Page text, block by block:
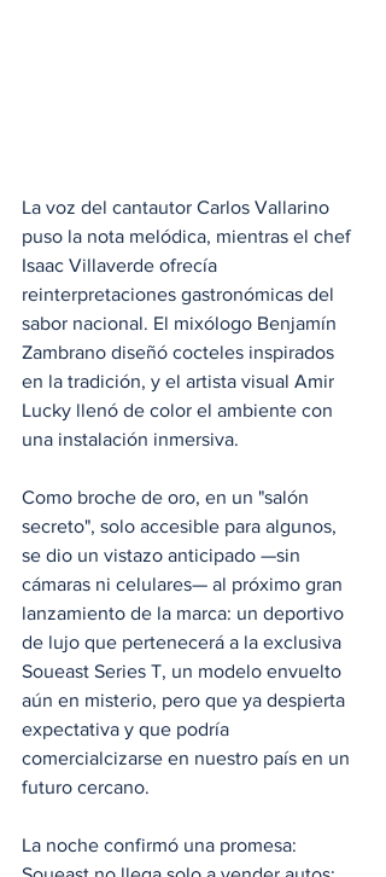
La voz del cantautor Carlos Vallarino
puso la nota melódica, mientras el chef
Isaac Villaverde ofrecía
reinterpretaciones gastronómicas del
sabor nacional. El mixólogo Benjamín
Zambrano diseñó cocteles inspirados
en la tradición, y el artista visual Amir
Lucky llenó de color el ambiente con
una instalación inmersiva.
Como broche de oro, en un "salón
secreto", solo accesible para algunos,
se dio un vistazo anticipado —sin
cámaras ni celulares— al próximo gran
lanzamiento de la marca: un deportivo
de lujo que pertenecerá a la exclusiva
Soueast Series T, un modelo envuelto
aún en misterio, pero que ya despierta
expectativa y que podría
comercialcizarse en nuestro país en un
futuro cercano.
La noche confirmó una promesa: